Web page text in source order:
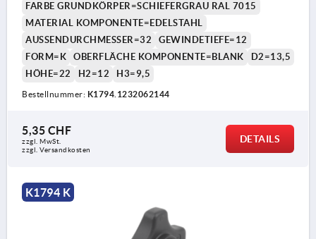
FARBE GRUNDKÖRPER=SCHIEFERGRAU RAL 7015
MATERIAL KOMPONENTE=EDELSTAHL
AUSSENDURCHMESSER=32
GEWINDETIEFE=12
FORM=K
OBERFLÄCHE KOMPONENTE=BLANK
D2=13,5
HÖHE=22
H2=12 H3=9,5
Bestellnummer: K1794.1232062144
5,35 CHF
zzgl. MwSt.
zzgl. Versandkosten
DETAILS
K1794 K